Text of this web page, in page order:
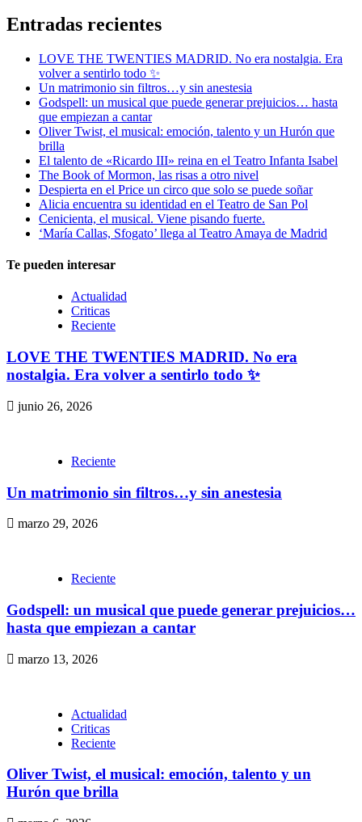
Entradas recientes
LOVE THE TWENTIES MADRID. No era nostalgia. Era
volver a sentirlo todo ✨
Un matrimonio sin filtros…y sin anestesia
Godspell: un musical que puede generar prejuicios… hasta
que empiezan a cantar
Oliver Twist, el musical: emoción, talento y un Hurón que
brilla
El talento de «Ricardo III» reina en el Teatro Infanta Isabel
The Book of Mormon, las risas a otro nivel
Despierta en el Price un circo que solo se puede soñar
Alicia encuentra su identidad en el Teatro de San Pol
Cenicienta, el musical. Viene pisando fuerte.
‘María Callas, Sfogato’ llega al Teatro Amaya de Madrid
Te pueden interesar
Actualidad
Criticas
Reciente
LOVE THE TWENTIES MADRID. No era
nostalgia. Era volver a sentirlo todo ✨
junio 26, 2026
Reciente
Un matrimonio sin filtros…y sin anestesia
marzo 29, 2026
Reciente
Godspell: un musical que puede generar prejuicios…
hasta que empiezan a cantar
marzo 13, 2026
Actualidad
Criticas
Reciente
Oliver Twist, el musical: emoción, talento y un
Hurón que brilla